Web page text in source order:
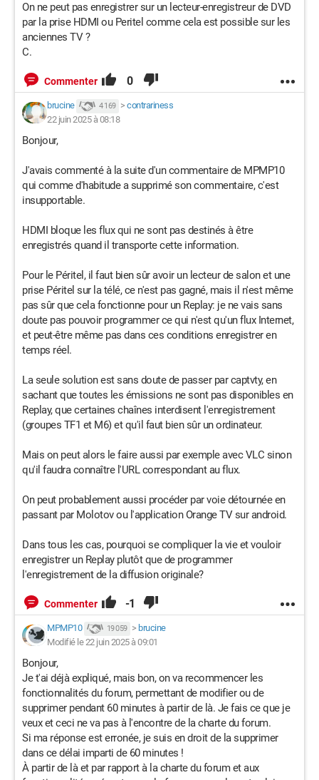
On ne peut pas enregistrer sur un lecteur-enregistreur de DVD
par la prise HDMI ou Peritel comme cela est possible sur les
anciennes TV ?
C.
Commenter 0
brucine 4 169 > contrariness
22 juin 2025 à 08:18
Bonjour,
J'avais commenté à la suite d'un commentaire de MPMP10
qui comme d'habitude a supprimé son commentaire, c'est
insupportable.
HDMI bloque les flux qui ne sont pas destinés à être
enregistrés quand il transporte cette information.
Pour le Péritel, il faut bien sûr avoir un lecteur de salon et une
prise Péritel sur la télé, ce n'est pas gagné, mais il n'est même
pas sûr que cela fonctionne pour un Replay: je ne vais sans
doute pas pouvoir programmer ce qui n'est qu'un flux Internet,
et peut-être même pas dans ces conditions enregistrer en
temps réel.
La seule solution est sans doute de passer par captvty, en
sachant que toutes les émissions ne sont pas disponibles en
Replay, que certaines chaînes interdisent l'enregistrement
(groupes TF1 et M6) et qu'il faut bien sûr un ordinateur.
Mais on peut alors le faire aussi par exemple avec VLC sinon
qu'il faudra connaître l'URL correspondant au flux.
On peut probablement aussi procéder par voie détournée en
passant par Molotov ou l'application Orange TV sur android.
Dans tous les cas, pourquoi se compliquer la vie et vouloir
enregistrer un Replay plutôt que de programmer
l'enregistrement de la diffusion originale?
Commenter -1
MPMP10 19 059 > brucine
Modifié le 22 juin 2025 à 09:01
Bonjour,
Je t'ai déjà expliqué, mais bon, on va recommencer les
fonctionnalités du forum, permettant de modifier ou de
supprimer pendant 60 minutes à partir de là. Je fais ce que je
veux et ceci ne va pas à l'encontre de la charte du forum.
Si ma réponse est erronée, je suis en droit de la supprimer
dans ce délai imparti de 60 minutes !
À partir de là et par rapport à la charte du forum et aux